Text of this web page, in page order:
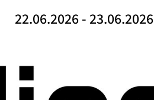
22.06.2026 - 23.06.2026